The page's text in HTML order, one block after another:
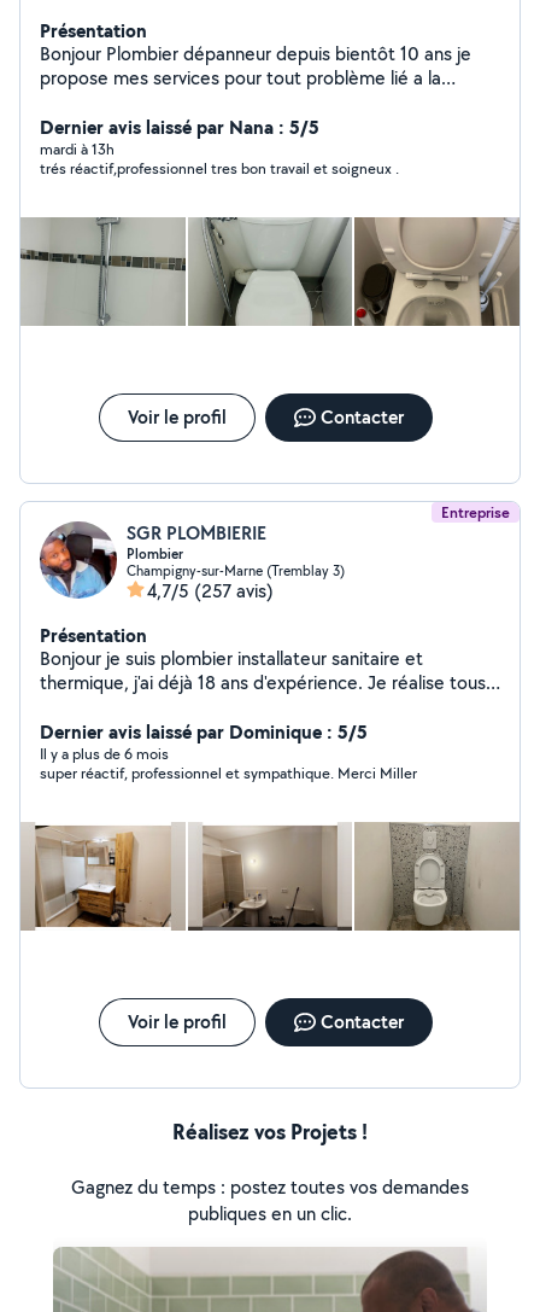
Présentation
Bonjour Plombier dépanneur depuis bientôt 10 ans je
propose mes services pour tout problème lié a la
Dernier avis laissé par Nana : 5/5
mardi à 13h
trés réactif,professionnel tres bon travail et soigneux .
Voir le profil Contacter
Entreprise
SGR PLOMBIERIE
Plombier
Champigny-sur-Marne (Tremblay 3)
4,7/5 (257 avis)
Présentation
Bonjour je suis plombier installateur sanitaire et
thermique, j'ai déjà 18 ans d'expérience. Je réalise tous
receveur douche, lavabo, WC, radiateur, évier cuisine,
recherche de fuite, fonte, carrelage, peinture, chaudière
etc.. réparation de fuites.. N'existait pas me contacter
Dernier avis laissé par Dominique : 5/5
Il y a plus de 6 mois
super réactif, professionnel et sympathique. Merci Miller
Voir le profil Contacter
Réalisez vos Projets !
Gagnez du temps : postez toutes vos demandes
publiques en un clic.